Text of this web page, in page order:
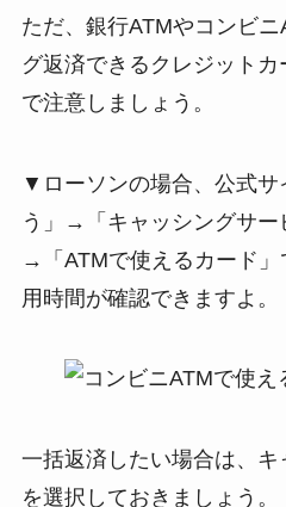
ただ、銀行ATMやコンビ
グ返済できるクレジット
で注意しましょう。
▼ローソンの場合、公式サ
う」→「キャッシングサー
→「ATMで使えるカード」
用時間が確認できますよ。
一括返済したい場合は、
を選択しておきましょう。